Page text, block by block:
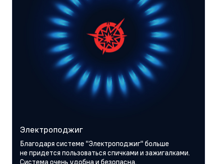
Электроподжиг
Благодаря системе "Электроподжиг" больше
не придется пользоваться спичками и зажигалками.
Система очень удобна и безопасна.